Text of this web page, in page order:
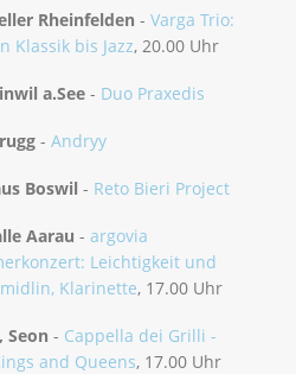
Rheinfelden - Varga Trio:
Klassik bis Jazz, 20.00 Uhr
a.See - Duo Praxedis
- Andryy
Boswil - Reto Bieri Project
Aarau - argovia
Leichtigkeit und
Klarinette, 17.00 Uhr
Seon - Cappella dei Grilli -
and Queens, 17.00 Uhr